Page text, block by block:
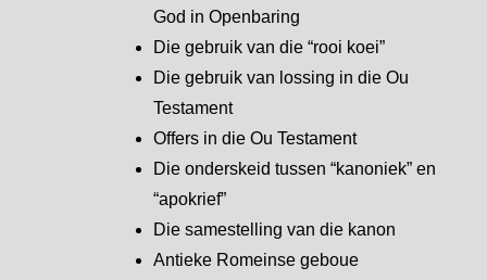
God in Openbaring
Die gebruik van die “rooi koei”
Die gebruik van lossing in die Ou
Testament
Offers in die Ou Testament
Die onderskeid tussen “kanoniek” en
“apokrief”
Die samestelling van die kanon
Antieke Romeinse geboue